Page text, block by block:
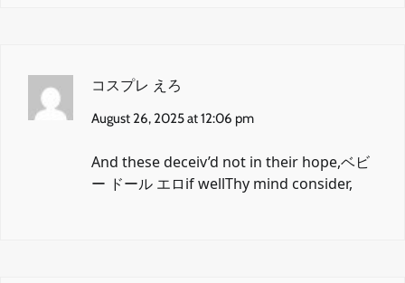
コスプレ えろ
August 26, 2025 at 12:06 pm
And these deceiv’d not in their hope,ベビ
ー ドール エロif wellThy mind consider,